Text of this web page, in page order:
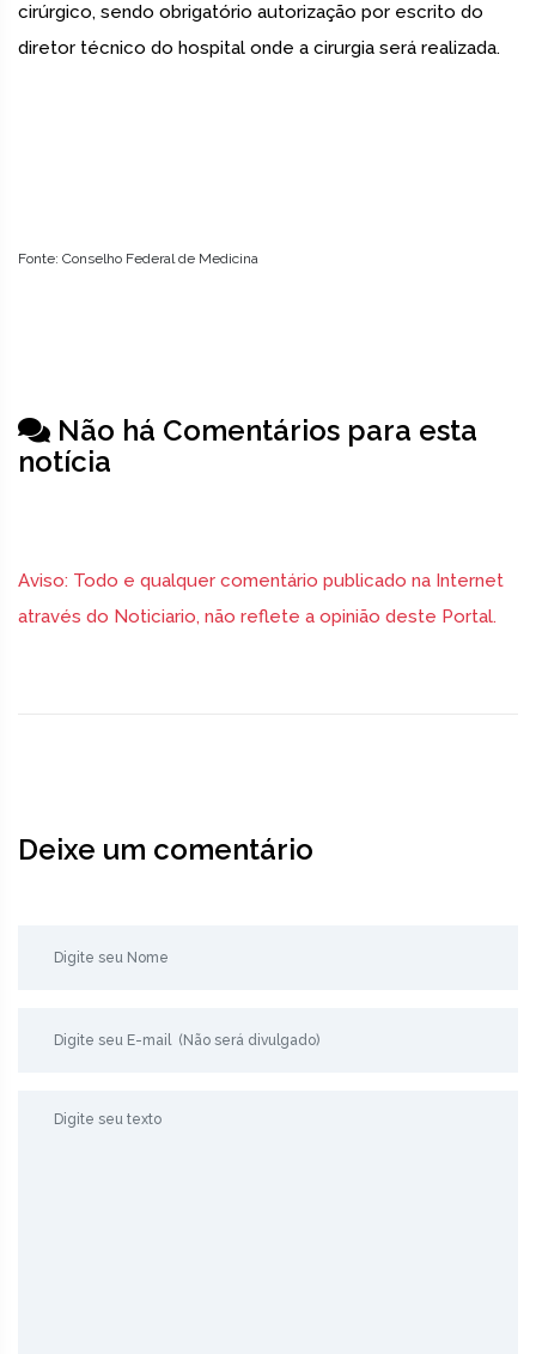
cirúrgico, sendo obrigatório autorização por escrito do
diretor técnico do hospital onde a cirurgia será realizada.
Fonte: Conselho Federal de Medicina
Não há Comentários para esta
notícia
Aviso: Todo e qualquer comentário publicado na Internet
através do Noticiario, não reflete a opinião deste Portal.
Deixe um comentário